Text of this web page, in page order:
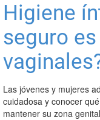
Higiene
seguro
Las jóvenes y mujeres
cuidadosa y conocer
mantener su zona